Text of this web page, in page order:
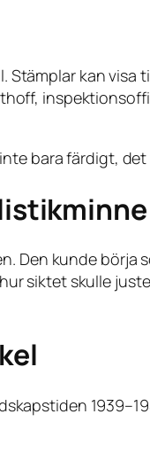
kan visa
bara färdigt,
Den kunde
siktet skulle